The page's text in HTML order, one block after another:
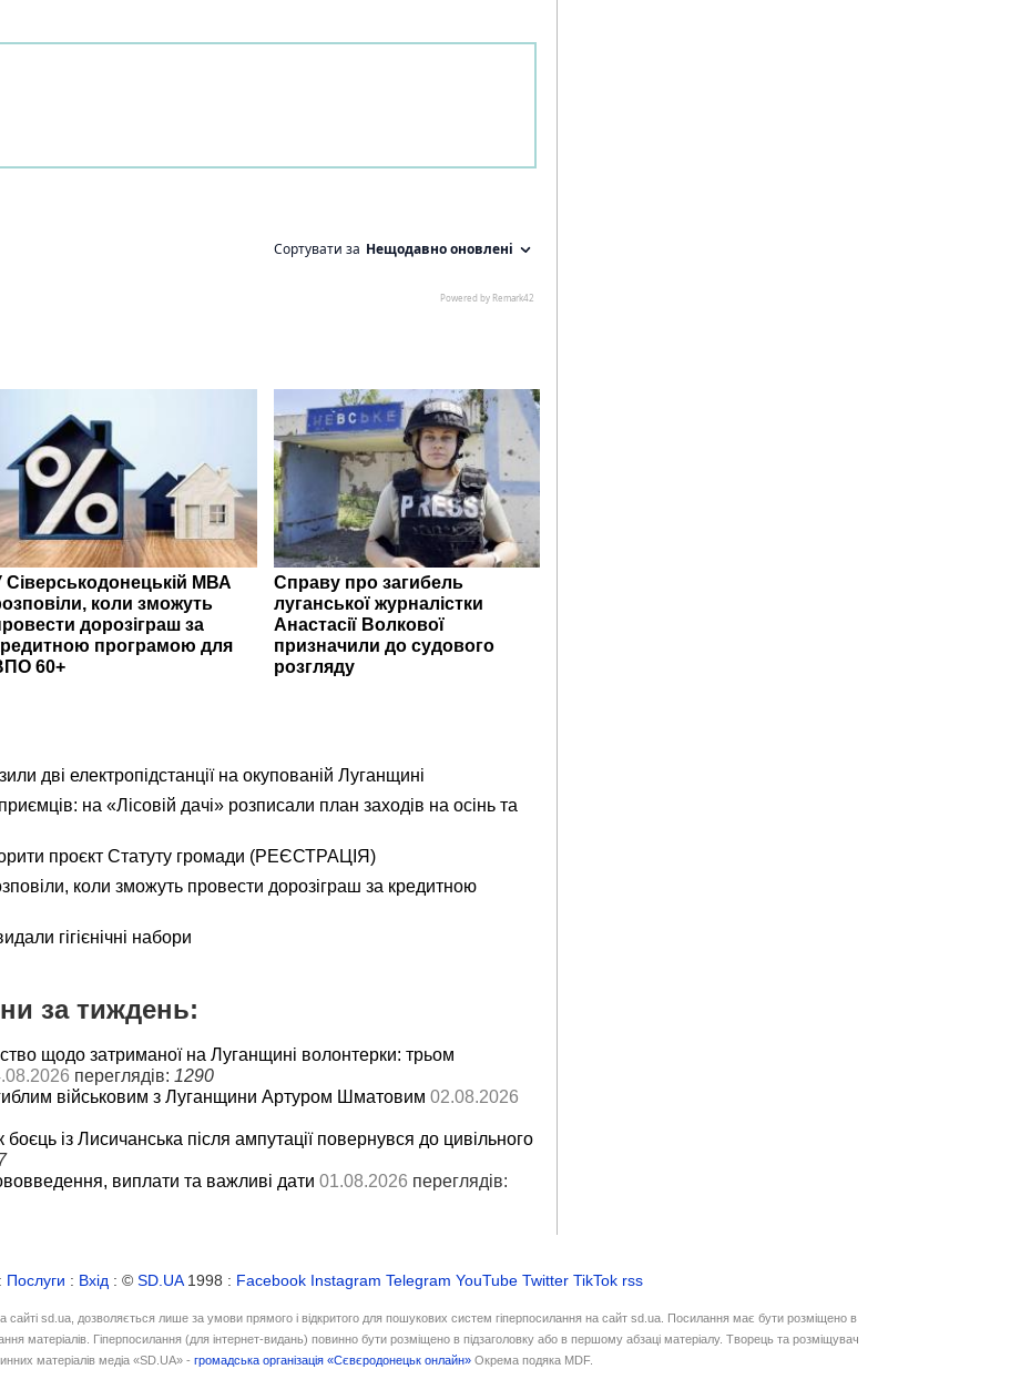
Сіверськодонецькій МВА
коли зможуть
дорозіграш за
програмою для
60+
Справу про загибель
луганської журналістки
Анастасії Волкової
призначили до судового
розгляду
дві електропідстанції на окупованій Луганщині
на «Лісовій дачі» розписали план заходів на осінь та
проєкт Статуту громади (РЕЄСТРАЦІЯ)
коли зможуть провести дорозіграш за кредитною
гігієнічні набори
за тиждень:
щодо затриманої на Луганщині волонтерки: трьом
переглядів: 1290
військовим з Луганщини Артуром Шматовим 02.08.2026
із Лисичанська після ампутації повернувся до цивільного
виплати та важливі дати 01.08.2026 переглядів:
: Послуги : Вхід : © SD.UA1998 : Facebook Instagram Telegram YouTube Twitter TikTok rss
сайті sd.ua, дозволяється лише за умови прямого і відкритого для пошукових систем гіперпосилання на сайт sd.ua. Посилання має бути розміщено в
матеріалів. Гіперпосилання (для інтернет-видань) повинно бути розміщено в підзаголовку або в першому абзаці матеріалу. Творець та розміщувач
матеріалів медіа «SD.UA» - громадська організація «Сєвєродонецьк онлайн»Окрема подяка MDF.